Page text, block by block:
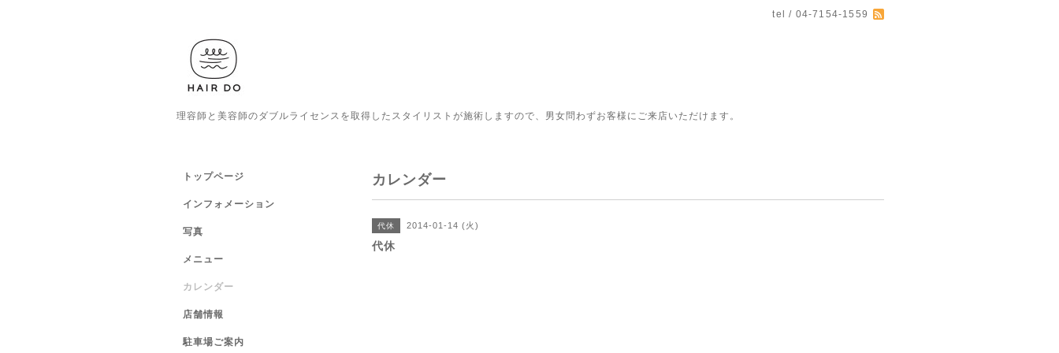
tel / 04-7154-1559
理容師と美容師のダブルライセンスを取得したスタイリストが施術しますので、男女問わずお客様にご来店いただけます。
カレンダー
代休 2014-01-14 (火)
代休
トップページ
インフォメーション
写真
メニュー
カレンダー
店舗情報
駐車場ご案内